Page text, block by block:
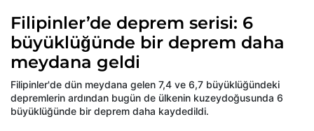
Filipinler’de deprem serisi: 6
büyüklüğünde bir deprem daha
meydana geldi
Filipinler'de dün meydana gelen 7,4 ve 6,7 büyüklüğündeki
depremlerin ardından bugün de ülkenin kuzeydoğusunda 6
büyüklüğünde bir deprem daha kaydedildi.